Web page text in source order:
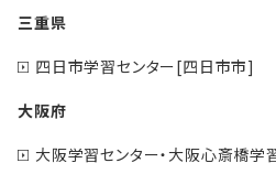
三重県
四日市学習センター[四日市市]
大阪府
大阪学習センター・大阪心斎橋学